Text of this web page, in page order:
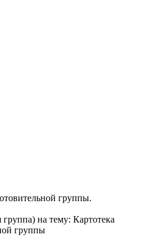
группы.
группа) на тему: Картотека
группы